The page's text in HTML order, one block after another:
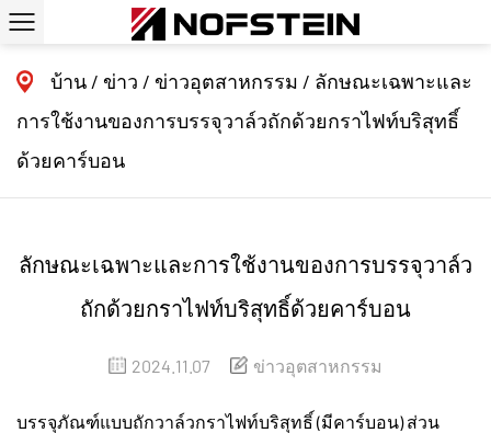
บ้าน / ข่าว / ข่าวอุตสาหกรรม / ลักษณะเฉพาะและ
การใช้งานของการบรรจุวาล์วถักด้วยกราไฟท์บริสุทธิ์
ด้วยคาร์บอน
ลักษณะเฉพาะและการใช้งานของการบรรจุวาล์ว
ถักด้วยกราไฟท์บริสุทธิ์ด้วยคาร์บอน
2024.11.07 ข่าวอุตสาหกรรม
บรรจุภัณฑ์แบบถักวาล์วกราไฟท์บริสุทธิ์ (มีคาร์บอน) ส่วน